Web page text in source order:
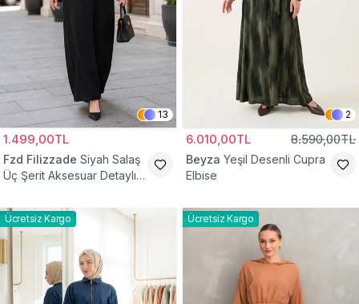
13
1.499,00TL
Fzd Filizzade Siyah Salaş
Üç Şerit Aksesuar Detaylı
2
6.010,00TL 8.590,00TL
Beyza Yeşil Desenli Cupra
Elbise
Ücretsiz Kargo Ücretsiz Kargo